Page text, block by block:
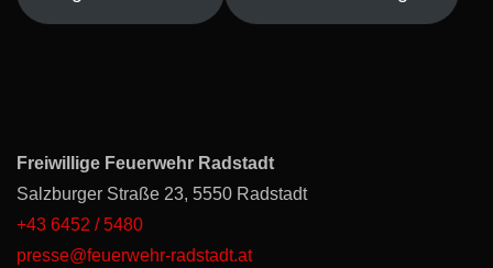
Freiwillige Feuerwehr Radstadt
Salzburger Straße 23, 5550 Radstadt
+43 6452 / 5480
presse@feuerwehr-radstadt.at